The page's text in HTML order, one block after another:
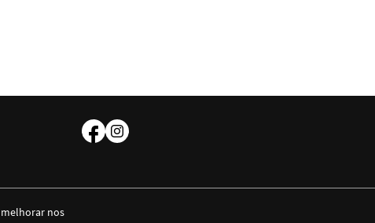
melhorar nos